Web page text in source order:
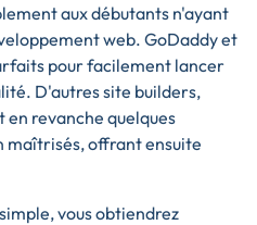
aux débutants n'ayant
web. GoDaddy et
pour facilement lancer
D'autres site builders,
revanche quelques
maîtrisés, offrant ensuite
vous obtiendrez